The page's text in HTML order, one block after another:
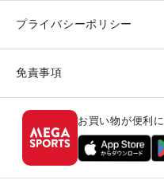
プライバシーポリシー
免責事項
お買い物が便利